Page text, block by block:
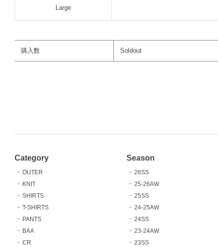
Large
購入数 Soldout
Category
OUTER
KNIT
SHIRTS
T-SHIRTS
PANTS
BAA
CR
Season
26SS
25-26AW
25SS
24-25AW
24SS
23-24AW
23SS